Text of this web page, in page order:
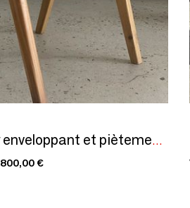
Chaise à dossier enveloppant et piètement compas (intérieur ou extérieur)
800,00 €